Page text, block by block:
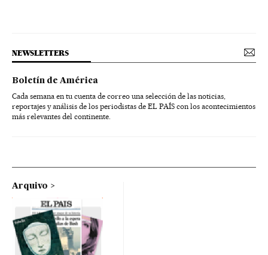
NEWSLETTERS
Boletín de América
Cada semana en tu cuenta de correo una selección de las noticias,
reportajes y análisis de los periodistas de EL PAÍS con los acontecimientos
más relevantes del continente.
Arquivo